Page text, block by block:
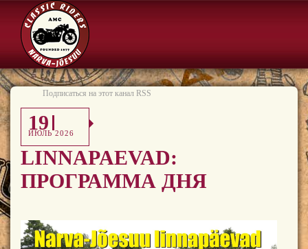
Подписаться на этот канал RSS
19
ИЮЛЬ 2026
LINNAPAEVAD:
ПРОГРАММА ДНЯ